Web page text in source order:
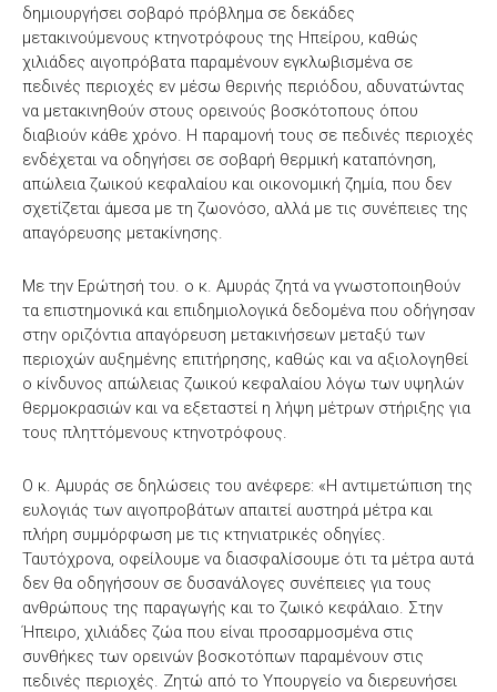
δημιουργήσει σοβαρό πρόβλημα σε δεκάδες
μετακινούμενους κτηνοτρόφους της Ηπείρου, καθώς
χιλιάδες αιγοπρόβατα παραμένουν εγκλωβισμένα σε
πεδινές περιοχές εν μέσω θερινής περιόδου, αδυνατώντας
να μετακινηθούν στους ορεινούς βοσκότοπους όπου
διαβιούν κάθε χρόνο. Η παραμονή τους σε πεδινές περιοχές
ενδέχεται να οδηγήσει σε σοβαρή θερμική καταπόνηση,
απώλεια ζωικού κεφαλαίου και οικονομική ζημία, που δεν
σχετίζεται άμεσα με τη ζωονόσο, αλλά με τις συνέπειες της
απαγόρευσης μετακίνησης.
Με την Ερώτησή του. ο κ. Αμυράς ζητά να γνωστοποιηθούν
τα επιστημονικά και επιδημιολογικά δεδομένα που οδήγησαν
στην οριζόντια απαγόρευση μετακινήσεων μεταξύ των
περιοχών αυξημένης επιτήρησης, καθώς και να αξιολογηθεί
ο κίνδυνος απώλειας ζωικού κεφαλαίου λόγω των υψηλών
θερμοκρασιών και να εξεταστεί η λήψη μέτρων στήριξης για
τους πληττόμενους κτηνοτρόφους.
Ο κ. Αμυράς σε δηλώσεις του ανέφερε: «Η αντιμετώπιση της
ευλογιάς των αιγοπροβάτων απαιτεί αυστηρά μέτρα και
πλήρη συμμόρφωση με τις κτηνιατρικές οδηγίες.
Ταυτόχρονα, οφείλουμε να διασφαλίσουμε ότι τα μέτρα αυτά
δεν θα οδηγήσουν σε δυσανάλογες συνέπειες για τους
ανθρώπους της παραγωγής και το ζωικό κεφάλαιο. Στην
Ήπειρο, χιλιάδες ζώα που είναι προσαρμοσμένα στις
συνθήκες των ορεινών βοσκοτόπων παραμένουν στις
πεδινές περιοχές. Ζητώ από το Υπουργείο να διερευνήσει